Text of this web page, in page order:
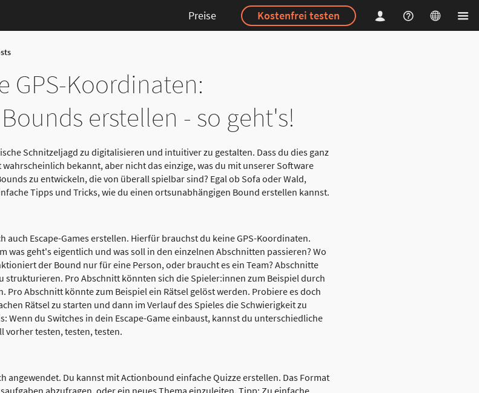
Preise Kostenfrei testen
Koordinaten:
erstellen - so geht's!
Schnitzeljagd zu digitalisieren und intuitiver zu gestalten. Dass du dies ganz
bekannt, aber nicht das einzige, was du mit unserer Software
zu entwickeln, die von überall spielbar sind? Egal ob Sofa oder Wald,
Tipps und Tricks, wie du einen ortsunabhängigen Bound erstellen kannst.
auch Escape-Games erstellen. Hierfür brauchst du keine GPS-Koordinaten.
was geht's eigentlich und was soll in den einzelnen Abschnitten passieren? Wo
der Bound nur für eine Person, oder braucht es ein Team? Abschnitte
strukturieren. Pro Abschnitt könnten sich die Spieler:innen zum Beispiel durch
Pro Abschnitt könnte zum Beispiel ein Rätsel gelöst werden. Probiere es doch
Rätsel zu starten und dann im Verlauf des Spieles die Schwierigkeit zu
du Switches in dein Escape-Game einbaust, kannst du unterschiedliche
vorher testen, testen, testen.
angewendet. Du kannst mit Actionbound einfache Quizze erstellen. Das Format